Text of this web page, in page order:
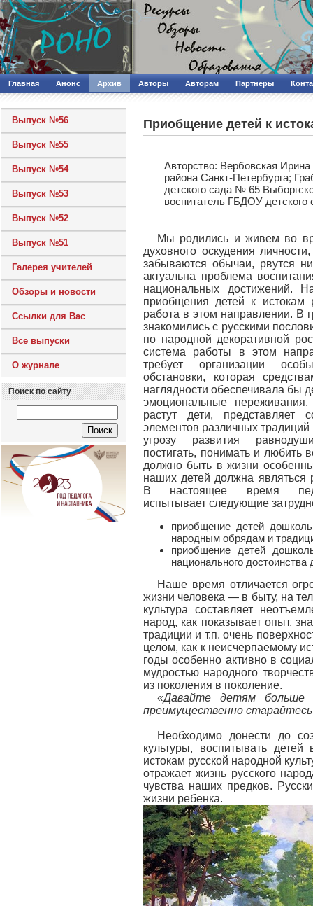
Главная Анонс Архив Авторы Авторам Партнеры
Выпуск №56
Выпуск №55
Выпуск №54
Выпуск №53
Выпуск №52
Выпуск №51
Галерея учителей
Обзоры и новости
Ссылки для Вас
Все выпуски
О журнале
Поиск по сайту
Приобщение детей к
Авторcтво: Вербовская
района Санкт-Петербурга;
детского сада № 65
воспитатель ГБДОУ
Мы родились и живем во
духовного оскудения
забываются обычаи, рвутся
актуальна проблема
национальных достижений.
приобщения детей к истокам
работа в этом направлении. В
знакомились с русскими
по народной декоративной
система работы в этом
требует организации
обстановки, которая
наглядности обеспечивала бы
эмоциональные
растут дети, представляет
элементов различных традиций
угрозу развития
постигать, понимать и любить
должно быть в жизни
наших детей должна являться
В настоящее время
испытывает следующие
приобщение детей
народным обрядам и
приобщение детей
национального достоинства
Наше время отличается
жизни человека — в быту, на
культура составляет
народ, как показывает опыт,
традиции и т.п. очень
целом, как к неисчерпаемому
годы особенно активно в
мудростью народного
из поколения в поколение.
«Давайте детям больше
преимущественно старайтесь
Необходимо донести до
культуры, воспитывать
истокам русской народной
отражает жизнь русского
чувства наших предков.
жизни ребенка.